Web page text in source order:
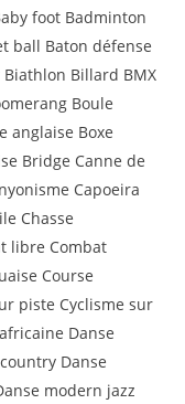
foot Badminton
ball Baton défense
Biathlon Billard BMX
Boule
anglaise Boxe
Bridge Canne de
Capoeira
Chasse
libre Combat
Course
piste Cyclisme sur
Danse
Danse
modern jazz